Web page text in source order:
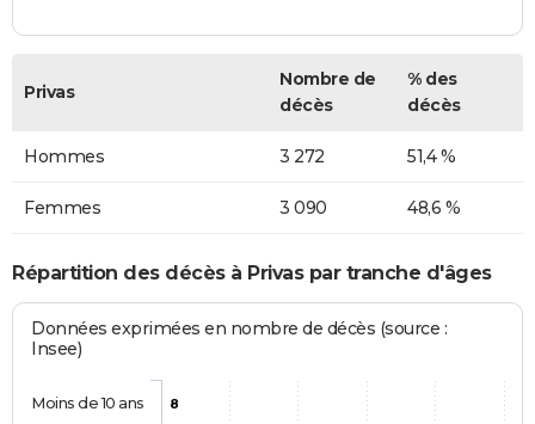
Privas
Nombre de
décès
% des
décès
Hommes 3 272 51,4 %
Femmes 3 090 48,6 %
Répartition des décès à Privas par tranche d'âges
Données exprimées en nombre de décès (source :
Insee)
8
Moins de 10 ans